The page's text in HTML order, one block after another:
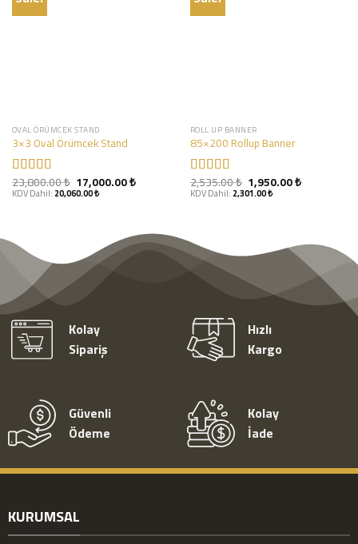
OVAL ÖRÜMCEK STAND
3×3 Oval Örümcek Stand
Rated5.00
out of 5
23,800.00₺ 17,000.00₺
KDV Dahil: 20,060.00₺
ROLL UP BANNER
85×200 Rollup Banner
Rated5.00
out of 5
2,535.00₺ 1,950.00₺
KDV Dahil: 2,301.00₺
Kolay
Sipariş
Hızlı
Kargo
Güvenli
Ödeme
Kolay
İade
KURUMSAL